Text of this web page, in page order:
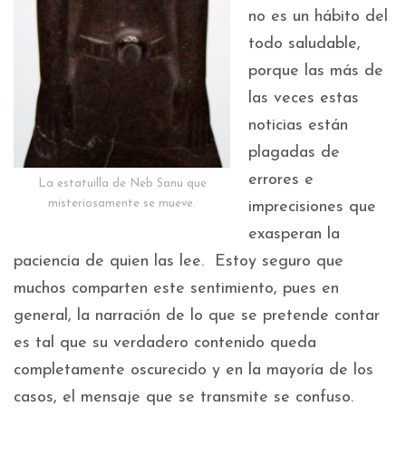
La estatuilla de Neb Sanu que
misteriosamente se mueve.
no es un hábito del
todo saludable,
porque las más de
las veces estas
noticias están
plagadas de
errores e
imprecisiones que
exasperan la
paciencia de quien las lee. Estoy seguro que
muchos comparten este sentimiento, pues en
general, la narración de lo que se pretende contar
es tal que su verdadero contenido queda
completamente oscurecido y en la mayoría de los
casos, el mensaje que se transmite se confuso.